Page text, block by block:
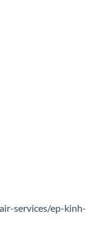
services/ep-kinh-